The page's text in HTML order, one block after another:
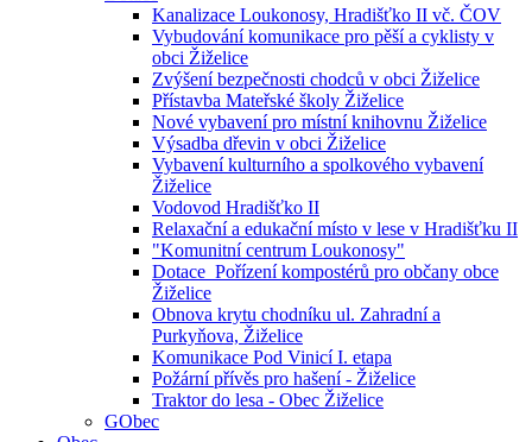
Kanalizace Loukonosy, Hradišťko II vč. ČOV
Vybudování komunikace pro pěší a cyklisty v
obci Žiželice
Zvýšení bezpečnosti chodců v obci Žiželice
Přístavba Mateřské školy Žiželice
Nové vybavení pro místní knihovnu Žiželice
Výsadba dřevin v obci Žiželice
Vybavení kulturního a spolkového vybavení
Žiželice
Vodovod Hradišťko II
Relaxační a edukační místo v lese v Hradišťku II
"Komunitní centrum Loukonosy"
Dotace_Pořízení kompostérů pro občany obce
Žiželice
Obnova krytu chodníku ul. Zahradní a
Purkyňova, Žiželice
Komunikace Pod Vinicí I. etapa
Požární přívěs pro hašení - Žiželice
Traktor do lesa - Obec Žiželice
GObec